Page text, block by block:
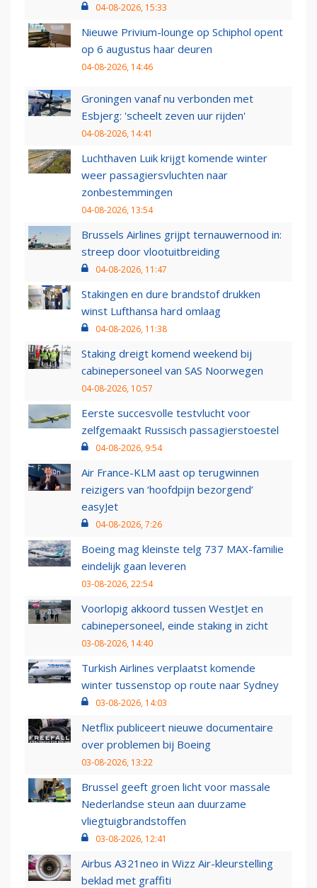
04-08-2026, 15:33
Nieuwe Privium-lounge op Schiphol opent
op 6 augustus haar deuren
04-08-2026, 14:46
Groningen vanaf nu verbonden met
Esbjerg: 'scheelt zeven uur rijden'
04-08-2026, 14:41
Luchthaven Luik krijgt komende winter
weer passagiersvluchten naar
zonbestemmingen
04-08-2026, 13:54
Brussels Airlines grijpt ternauwernood in:
streep door vlootuitbreiding
04-08-2026, 11:47
Stakingen en dure brandstof drukken
winst Lufthansa hard omlaag
04-08-2026, 11:38
Staking dreigt komend weekend bij
cabinepersoneel van SAS Noorwegen
04-08-2026, 10:57
Eerste succesvolle testvlucht voor
zelfgemaakt Russisch passagierstoestel
04-08-2026, 9:54
Air France-KLM aast op terugwinnen
reizigers van ‘hoofdpijn bezorgend’
easyJet
04-08-2026, 7:26
Boeing mag kleinste telg 737 MAX-familie
eindelijk gaan leveren
03-08-2026, 22:54
Voorlopig akkoord tussen WestJet en
cabinepersoneel, einde staking in zicht
03-08-2026, 14:40
Turkish Airlines verplaatst komende
winter tussenstop op route naar Sydney
03-08-2026, 14:03
Netflix publiceert nieuwe documentaire
over problemen bij Boeing
03-08-2026, 13:22
Brussel geeft groen licht voor massale
Nederlandse steun aan duurzame
vliegtuigbrandstoffen
03-08-2026, 12:41
Airbus A321neo in Wizz Air-kleurstelling
beklad met graffiti